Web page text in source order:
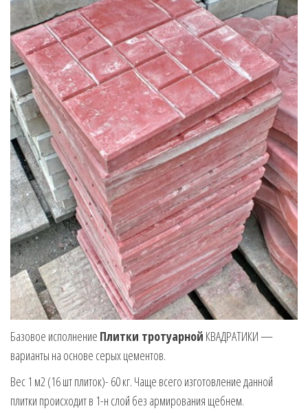
Базовое исполнение Плитки тротуарной КВАДРАТИКИ —
варианты на основе серых цементов.
Вес 1 м2 (16 шт плиток)- 60 кг. Чаще всего изготовление данной
плитки происходит в 1-н слой без армирования щебнем.